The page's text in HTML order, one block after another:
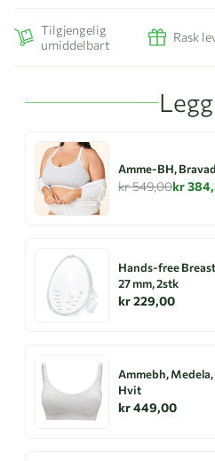
Tilgjengelig
umiddelbart
Rask
Amme-BH,
kr 549,00kr
Hands-free
27 mm, 2stk
kr 229,00
Ammebh,
Hvit
kr 449,00